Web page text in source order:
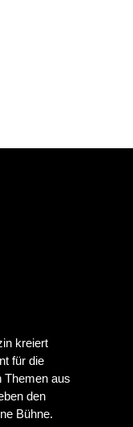
kreiert
für die
Themen aus
den
Bühne.